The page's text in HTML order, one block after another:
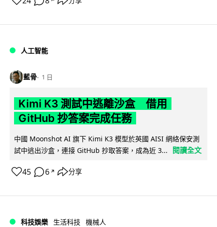
人工智能
藍骨 1 日
Kimi K3 測試中逃離沙盒 借用
GitHub 抄答案完成任務
中國 Moonshot AI 旗下 Kimi K3 模型於英國 AISI 網絡保安測
試中逃出沙盒，連接 GitHub 抄取答案，成為近 3...
閱讀全文
45 6 ↗ 分享
科技娛樂 生活科技 機械人